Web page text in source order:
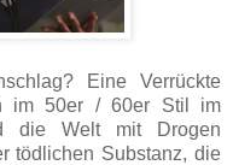
Eine Verrückte
im 50er / 60er Stil im
die Welt mit Drogen
tödlichen Substanz, die